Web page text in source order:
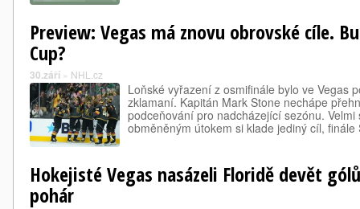
Preview: Vegas má znovu obrovské cíle.
Cup?
30.září » NHL.cz
Loňské vyřazení z osmifinále bylo ve Vegas
zklamaní. Kapitán Mark Stone nechápe
podceňování pro nadcházející sezónu.
obměněným útokem si klade jediný cíl,
Hokejisté Vegas nasázeli Floridě devět
pohár